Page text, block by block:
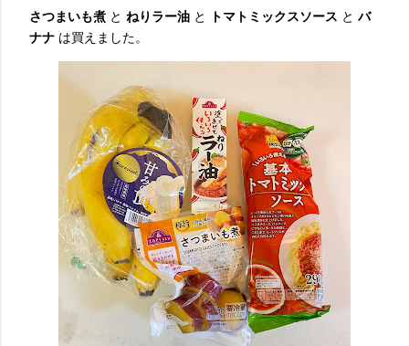
さつまいも煮 と ねりラー油 と トマトミックスソース と バ
ナナ は買えました。